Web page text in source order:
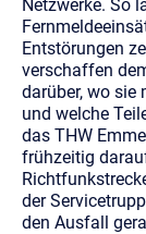
Netzwerke. So
Entstörungen
verschaffen
darüber, wo sie
und welche
das THW
frühzeitig
der
den Ausfall